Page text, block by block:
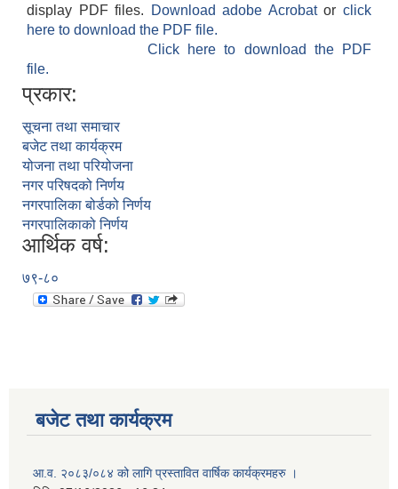
display PDF files.
Download adobe Acrobatorclick
here to download the PDF file.
Click here to download the PDF
file.
प्रकार:
सूचना तथा समाचार
बजेट तथा कार्यक्रम
योजना तथा परियोजना
नगर परिषदको निर्णय
नगरपालिका बोर्डको निर्णय
नगरपालिकाको निर्णय
आर्थिक वर्ष:
७९-८०
बजेट तथा कार्यक्रम
आ.व. २०८३/०८४ को लागि प्रस्तावित वार्षिक कार्यक्रमहरु ।